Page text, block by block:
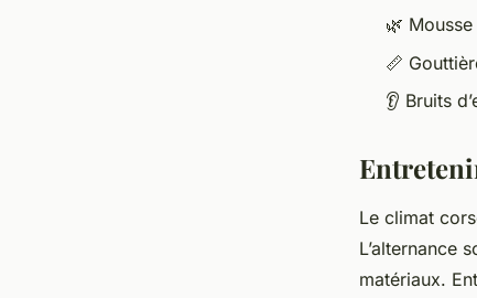
🌿
📏
👂 Bruits
Le climat
L’alternance
matériaux.